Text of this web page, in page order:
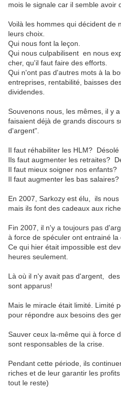
mois le signale car il semble avoir
Voilà les hommes qui décident de
leurs choix.
Qui nous font la leçon.
Qui nous culpabilisent en nous
cher, qu'il faut faire des efforts.
Qui n'ont pas d'autres mots à la
entreprises, rentabilité, baisses
dividendes
Souvenons nous les mêmes il y a
faisaient déjà de grands discours
d'argent".
Il faut réhabiliter les HLM? Désolé
Ils faut augmenter les retraites?
Il faut mieux soigner nos enfants?
Il faut augmenter les bas salaires?
En 2007 , Sarkozy est élu, ils nous
mais ils font des cadeaux aux
Fin 2007 il n'y a toujours pas
à force de spéculer ont entrainé la
Ce qui hier était impossible est
heures seulement.
Là où il n'y avait pas d'argent, des
sont apparus!
Mais le miracle était limité. Limité
pour répondre aux besoins des
Sauver ceux la-même qui à force
sont responsables de la crise
Pendant cette période, ils
riches et de leur garantir les profits
tout le reste)